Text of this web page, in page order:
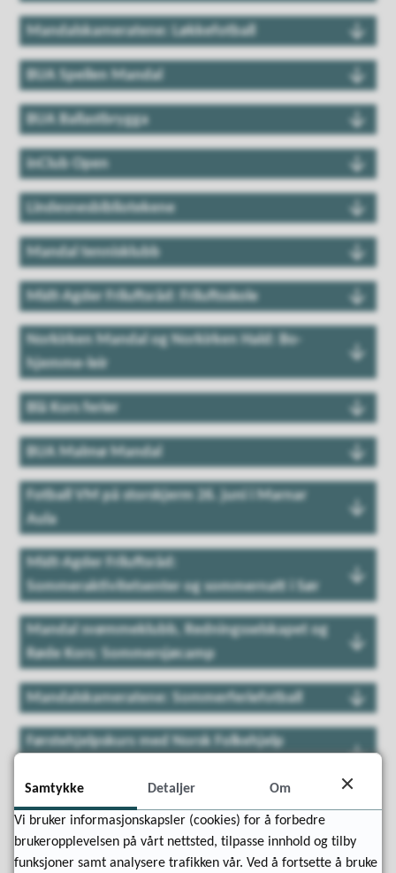
Mandalskameratene: Løkkefotball
BUA Speilen Mandal
BUA Ballastbrygga
inClub Open
Lindesnesbibliotekene
Mandal tennisklubb
Midt-Agder Friluftsråd: Friluftsskole
Norkirken Mandal og Norkirken Hald: Bo-
hjemme-leir
Blå Kors ferier
BUA Malmø Mandal
Fotball VM på storskjerm 26. juni i Marnar
Aula
Midt-Agder Friluftsråd:
Sommeraktivitetsenter og sommernatt i Sør
Mandal svømmeklubb, Redningsselskapet og
Røde Kors: Sommersjøcamp
Mandalskameratene: Sommerferiefotball
Førstehjelpskurs med Norsk Folkehjelp
Lindesnes frivilligsentral: Besøk til
Kristiansand Dyrepark
Samtykke Detaljer Om
Vi bruker informasjonskapsler (cookies) for å forbedre
brukeropplevelsen på vårt nettsted, tilpasse innhold og tilby
funksjoner samt analysere trafikken vår. Ved å fortsette å bruke